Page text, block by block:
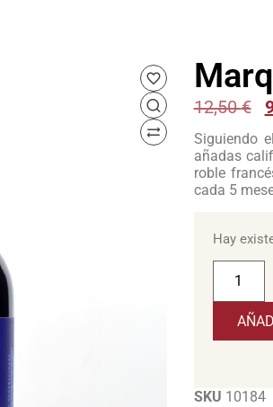
12,50€
Siguiendo
añadas
roble
cada 5
Hay
SKU 10184